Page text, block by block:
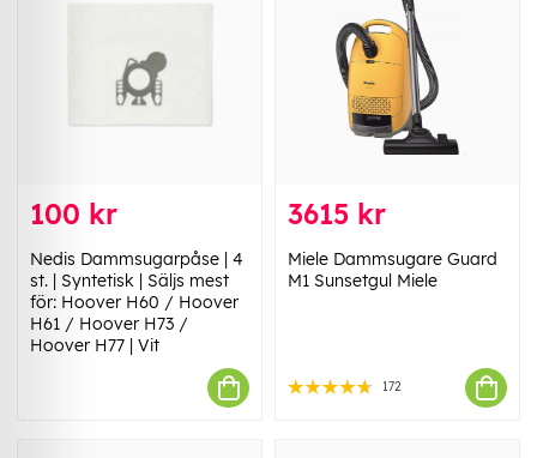
100 kr
Nedis Dammsugarpåse | 4
st. | Syntetisk | Säljs mest
för: Hoover H60 / Hoover
H61 / Hoover H73 /
Hoover H77 | Vit
3615 kr
Miele Dammsugare Guard
M1 Sunsetgul Miele
172